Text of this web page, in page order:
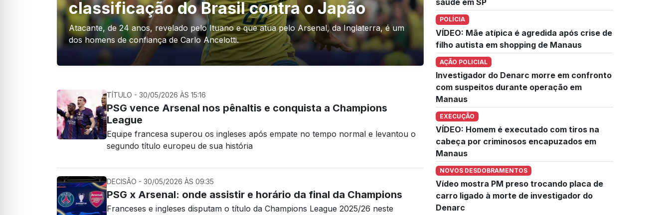
classificação do Brasil contra o Japão
Atacante, de 24 anos, revelado pelo Ituano e que atua pelo Arsenal, da Inglaterra, é um
dos homens de confiança de Carlo Ancelotti.
TÍTULO - 30/05/2026 ÀS 15:16
PSG vence Arsenal nos pênaltis e conquista a Champions
League
Equipe francesa superou os ingleses após empate no tempo normal e levantou o
segundo título europeu de sua história
DECISÃO - 30/05/2026 ÀS 09:35
PSG x Arsenal: onde assistir e horário da final da Champions
Franceses e ingleses disputam o título da Champions League 2025/26 neste
saúde em SP
POLÍCIA
VÍDEO: Mãe atípica é agredida após crise de
filho autista em shopping de Manaus
AÇÃO POLICIAL
Investigador do Denarc morre em confronto
com suspeitos durante operação em
Manaus
EXECUÇÃO
VÍDEO: Homem é executado com tiros na
cabeça por criminosos encapuzados em
Manaus
NOVOS DESDOBRAMENTOS
Vídeo mostra PM preso trocando placa de
carro ligado à morte de investigador do
Denarc